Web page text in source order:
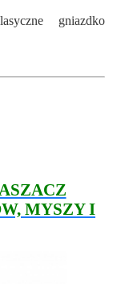
gniazdko
MYSZY I